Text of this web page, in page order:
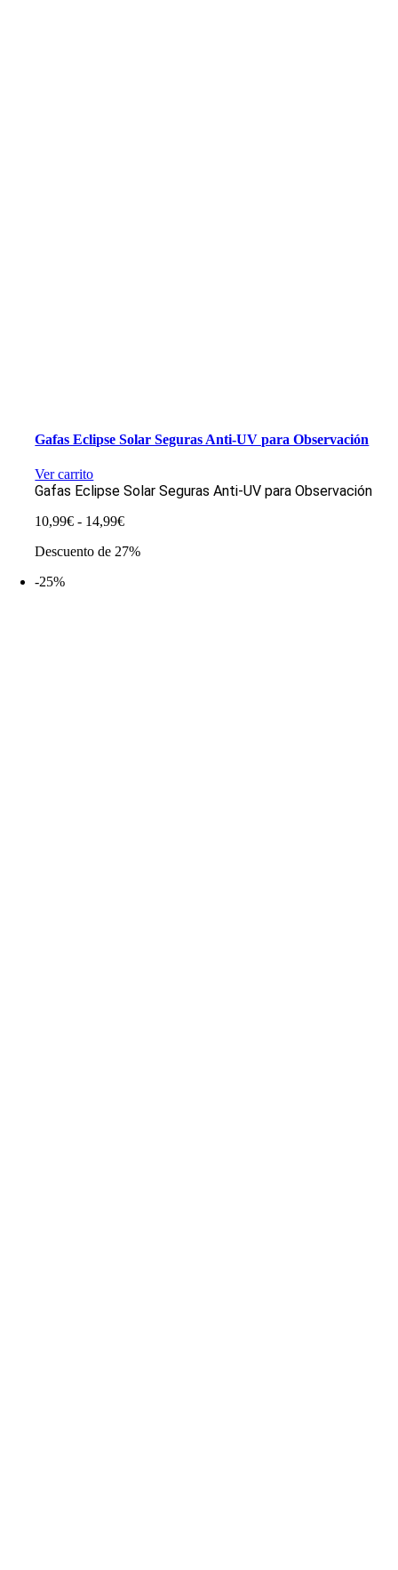
Gafas Eclipse Solar Seguras Anti-UV para Observación
Ver carrito
Gafas Eclipse Solar Seguras Anti-UV para Observación
10,99€ - 14,99€Rango
precios:
Descuento de 27%
-25%